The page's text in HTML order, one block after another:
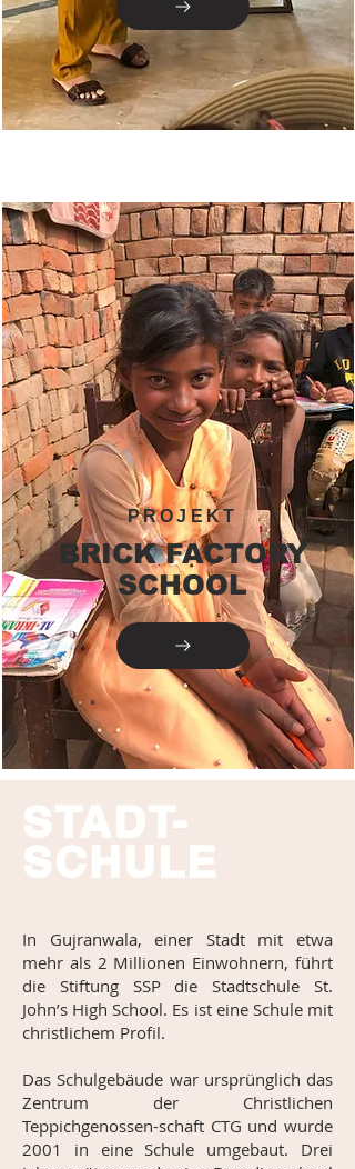
PROJEKT
BRICK FACTORY
SCHOOL
STADT-
SCHULE
In Gujranwala, einer Stadt mit etwa
mehr als 2 Millionen Einwohnern, führt
die Stiftung SSP die Stadtschule St.
John’s High School. Es ist eine Schule mit
christlichem Profil.
Das Schulgebäude war ursprünglich das
Zentrum der Christlichen
Teppichgenossen-schaft CTG und wurde
2001 in eine Schule umgebaut. Drei